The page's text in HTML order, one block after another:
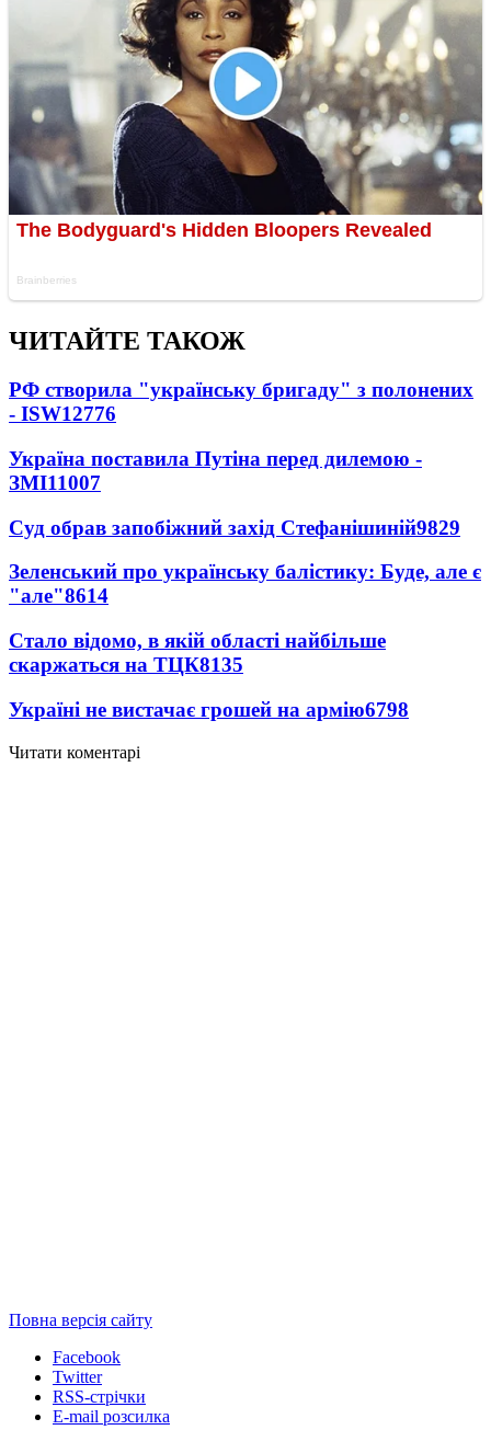
ЧИТАЙТЕ ТАКОЖ
РФ створила "українську бригаду" з полонених
- ISW12776
Україна поставила Путіна перед дилемою -
ЗМІ11007
Суд обрав запобіжний захід Стефанішиній9829
Зеленський про українську балістику: Буде, але є
"але"8614
Стало відомо, в якій області найбільше
скаржаться на ТЦК8135
Україні не вистачає грошей на армію6798
Читати коментарі
Повна версія сайту
Facebook
Twitter
RSS-стрічки
E-mail розсилка